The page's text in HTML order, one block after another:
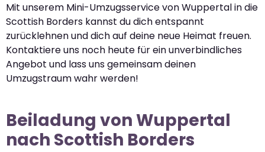
Mit unserem Mini-Umzugsservice von Wuppertal in die
Scottish Borders kannst du dich entspannt
zurücklehnen und dich auf deine neue Heimat freuen.
Kontaktiere uns noch heute für ein unverbindliches
Angebot und lass uns gemeinsam deinen
Umzugstraum wahr werden!
Beiladung von Wuppertal
nach Scottish Borders